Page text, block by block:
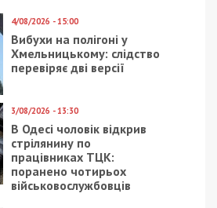
4/08/2026 - 15:00
Вибухи на полігоні у
Хмельницькому: слідство
перевіряє дві версії
3/08/2026 - 13:30
В Одесі чоловік відкрив
стрілянину по
працівниках ТЦК:
поранено чотирьох
військовослужбовців